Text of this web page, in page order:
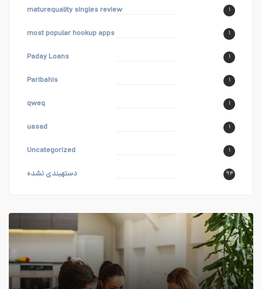
maturequality singles review ۱
most popular hookup apps ۱
Paday Loans ۱
Paribahis ۱
qweq ۱
uasad ۱
Uncategorized ۱
دستهبندی نشده ۹۴